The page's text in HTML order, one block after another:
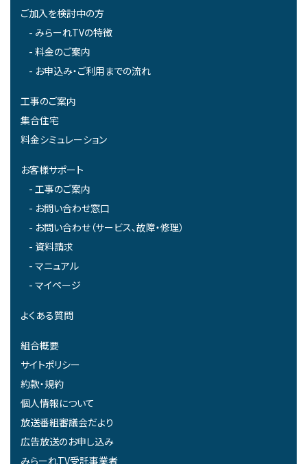
ご加入を検討中の方
みらーれTVの特徴
料金のご案内
お申込み・ご利用までの流れ
工事のご案内
集合住宅
料金シミュレーション
お客様サポート
工事のご案内
お問い合わせ窓口
お問い合わせ（サービス、故障・修理）
資料請求
マニュアル
マイページ
よくある質問
組合概要
サイトポリシー
約款・規約
個人情報について
放送番組審議会だより
広告放送のお申し込み
みらーれTV受託事業者